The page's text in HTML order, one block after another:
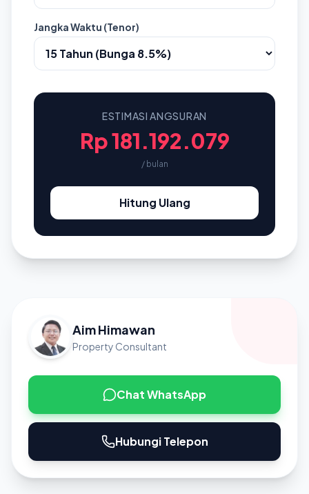
Jangka Waktu (Tenor)
ESTIMASI ANGSURAN
Rp 181.192.079
/ bulan
Hitung Ulang
Aim Himawan
Property Consultant
Chat WhatsApp
Hubungi Telepon